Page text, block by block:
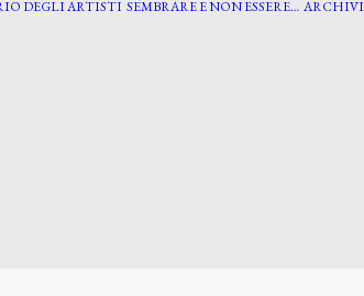
DEGLI ARTISTI SEMBRARE E NON ESSERE… ARCHIVI